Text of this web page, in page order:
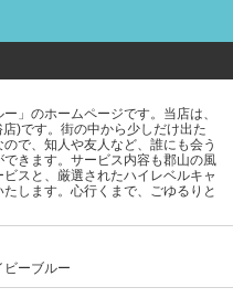
」のホームページです。当店は、
)です。街の中から少しだけ出た
で、知人や友人など、誰にも会う
きます。サービス内容も郡山の風
スと、厳選されたハイレベルキャ
します。心行くまで、ごゆるりと
ーブルー